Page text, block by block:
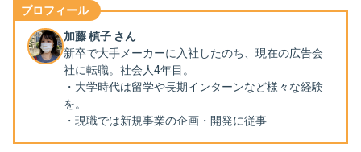
プロフィール
加藤 槙子 さん
新卒で大手メーカーに入社したのち、現在の広告会
社に転職。社会人4年目。
・大学時代は留学や長期インターンなど様々な経験
を。
・現職では新規事業の企画・開発に従事